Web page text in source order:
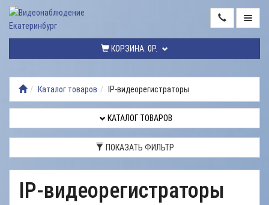
КОРЗИНА: 0Р.
ТОВАРОВ
МОНТАЖ
РЕМОНТ
ДОСТАВКА
Каталог товаров IP-видеорегистраторы
КАТАЛОГ ТОВАРОВ
ПОКАЗАТЬ ФИЛЬТР
IP-видеорегистраторы